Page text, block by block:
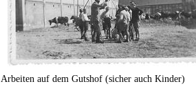
Arbeiten auf dem Gutshof (sicher auch Kinder)